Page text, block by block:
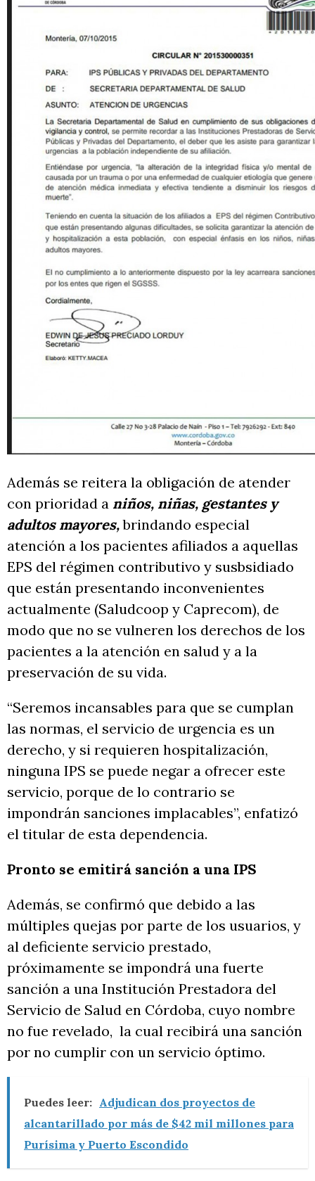
Además se reitera la obligación de atender
con prioridad a niños, niñas, gestantes y
adultos mayores,brindando especial
atención a los pacientes afiliados a aquellas
EPS del régimen contributivo y susbsidiado
que están presentando inconvenientes
actualmente (Saludcoop y Caprecom), de
modo que no se vulneren los derechos de los
pacientes a la atención en salud y a la
preservación de su vida.
“Seremos incansables para que se cumplan
las normas, el servicio de urgencia es un
derecho, y si requieren hospitalización,
ninguna IPS se puede negar a ofrecer este
servicio, porque de lo contrario se
impondrán sanciones implacables”, enfatizó
el titular de esta dependencia.
Pronto se emitirá sanción a una IPS
Además, se confirmó que debido a las
múltiples quejas por parte de los usuarios, y
al deficiente servicio prestado,
próximamente se impondrá una fuerte
sanción a una Institución Prestadora del
Servicio de Salud en Córdoba, cuyo nombre
no fue revelado, la cual recibirá una sanción
por no cumplir con un servicio óptimo.
Puedes leer: Adjudican dos proyectos de
alcantarillado por más de $42 mil millones para
Purísima y Puerto Escondido